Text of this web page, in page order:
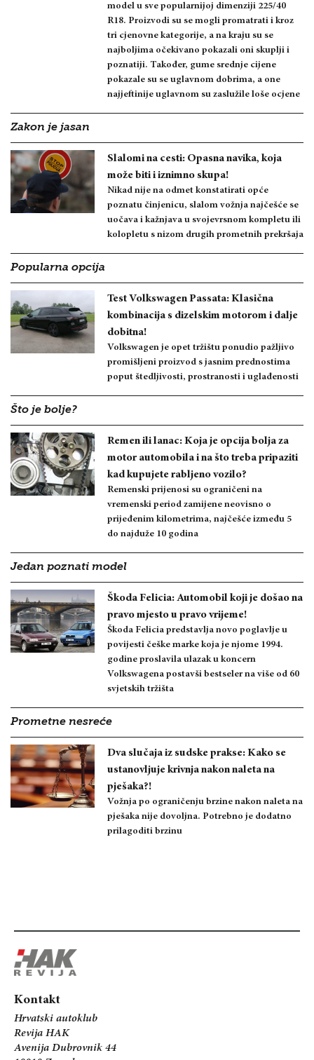
model u sve popularnijoj dimenziji 225/40
R18. Proizvodi su se mogli promatrati i kroz
tri cjenovne kategorije, a na kraju su se
najboljima očekivano pokazali oni skuplji i
poznatiji. Također, gume srednje cijene
pokazale su se uglavnom dobrima, a one
najjeftinije uglavnom su zaslužile loše ocjene
Zakon je jasan
Slalomi na cesti: Opasna navika, koja
može biti i iznimno skupa!
Nikad nije na odmet konstatirati opće
poznatu činjenicu, slalom vožnja najčešće se
uočava i kažnjava u svojevrsnom kompletu ili
kolopletu s nizom drugih prometnih prekršaja
Popularna opcija
Test Volkswagen Passata: Klasična
kombinacija s dizelskim motorom i dalje
dobitna!
Volkswagen je opet tržištu ponudio pažljivo
promišljeni proizvod s jasnim prednostima
poput štedljivosti, prostranosti i uglađenosti
Što je bolje?
Remen ili lanac: Koja je opcija bolja za
motor automobila i na što treba pripaziti
kad kupujete rabljeno vozilo?
Remenski prijenosi su ograničeni na
vremenski period zamijene neovisno o
prijeđenim kilometrima, najčešće između 5
do najduže 10 godina
Jedan poznati model
Škoda Felicia: Automobil koji je došao na
pravo mjesto u pravo vrijeme!
Škoda Felicia predstavlja novo poglavlje u
povijesti češke marke koja je njome 1994.
godine proslavila ulazak u koncern
Volkswagena postavši bestseler na više od 60
svjetskih tržišta
Prometne nesreće
Dva slučaja iz sudske prakse: Kako se
ustanovljuje krivnja nakon naleta na
pješaka?!
Vožnja po ograničenju brzine nakon naleta na
pješaka nije dovoljna. Potrebno je dodatno
prilagoditi brzinu
Kontakt
Hrvatski autoklub
Revija HAK
Avenija Dubrovnik 44